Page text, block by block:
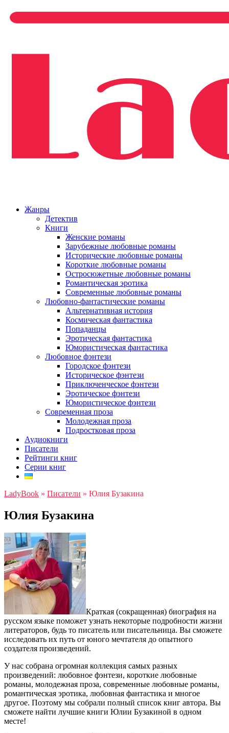
Жанры
Детектив
Книги
Женские романы
Зарубежные любовные романы
Исторические любовные романы
Короткие любовные романы
Остросюжетные любовные романы
Романтическая эротика
Современные любовные романы
Любовно-фантастические романы
Альтернативная история
Космическая фантастика
Попаданцы
Эротическая фантастика
Юмористическая фантастика
Любовное фэнтези
Городское фэнтези
Историческое фэнтези
Приключенческое фэнтези
Эротическое фэнтези
Юмористическое фэнтези
Современная проза
Молодежная проза
Подростковая проза
Аудиокниги
Писатели
Рейтинги книг
Серии книг
LadyBook » Писатели » Юлия Бузакина
Юлия Бузакина
Краткая (сокращенная) биография на
русском языке поможет узнать некоторые подробности жизни
литераторов, будь то писатель или писательница. Вы сможете
исследовать их путь от юного мечтателя до опытного
создателя произведений.
У нас собрана огромная коллекция самых разных
произведений: любовное фэнтези, короткие любовные
романы, молодежная проза, современные любовные романы,
романтическая эротика, любовная фантастика и многое
другое. Поэтому мы собрали полный список книг автора. Вы
сможете найти лучшие книги Юлии Бузакиной в одном
месте!